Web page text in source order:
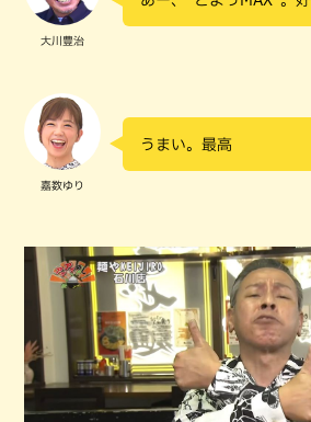
大川豊治
嘉数ゆり
うまい。最高